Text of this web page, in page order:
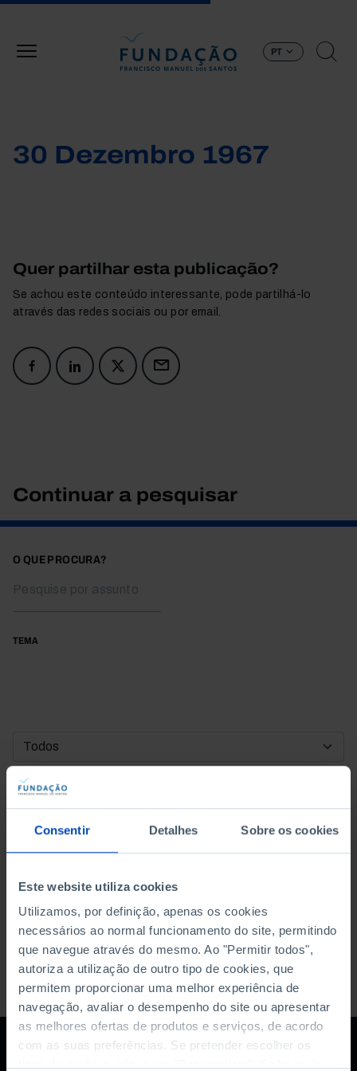
Consentir Detalhes Sobre os cookies
Este website utiliza cookies
Utilizamos, por definição, apenas os cookies
necessários ao normal funcionamento do site, permitindo
que navegue através do mesmo. Ao "Permitir todos",
autoriza a utilização de outro tipo de cookies, que
permitem proporcionar uma melhor experiência de
navegação, avaliar o desempenho do site ou apresentar
as melhores ofertas de produtos e serviços, de acordo
com as suas preferências. Se pretender escolher os
PT
30 Dezembro 1967
Quer partilhar esta publicação?
Se achou este conteúdo interessante, pode partilhá-lo
através das redes sociais ou por email.
Continuar a pesquisar
O QUE PROCURA?
TEMA
DATA DE INÍCIO
DATA DE FIM